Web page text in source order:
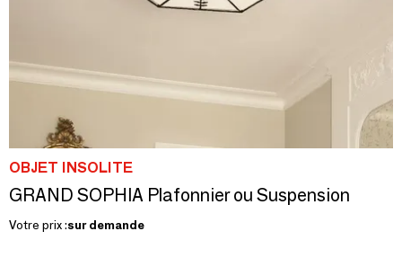
OBJET INSOLITE
GRAND SOPHIA Plafonnier ou Suspension
Votre prix :sur demande